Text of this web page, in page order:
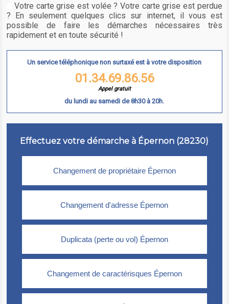
Votre carte grise est volée ? Votre carte grise est perdue
? En seulement quelques clics sur internet, il vous est
possible de faire les démarches nécessaires très
rapidement et en toute sécurité !
Un service téléphonique non surtaxé est à votre disposition
01.34.69.86.56
Appel gratuit
du lundi au samedi de 8h30 à 20h.
Effectuez votre démarche à Épernon (28230)